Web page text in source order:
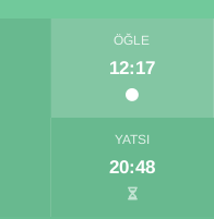
ÖĞLE
12:17
YATSI
20:48